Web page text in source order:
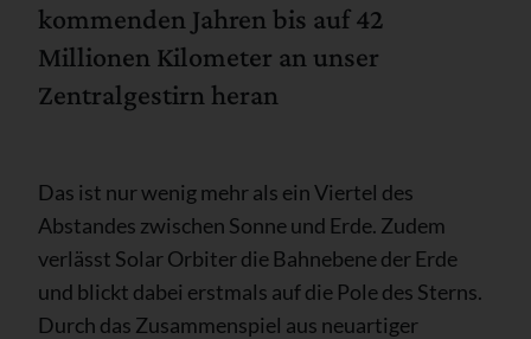
kommenden Jahren bis auf 42
Millionen Kilometer an unser
Zentralgestirn heran
Das ist nur wenig mehr als ein Viertel des
Abstandes zwischen Sonne und Erde. Zudem
verlässt Solar Orbiter die Bahnebene der Erde
und blickt dabei erstmals auf die Pole des Sterns.
Durch das Zusammenspiel aus neuartiger